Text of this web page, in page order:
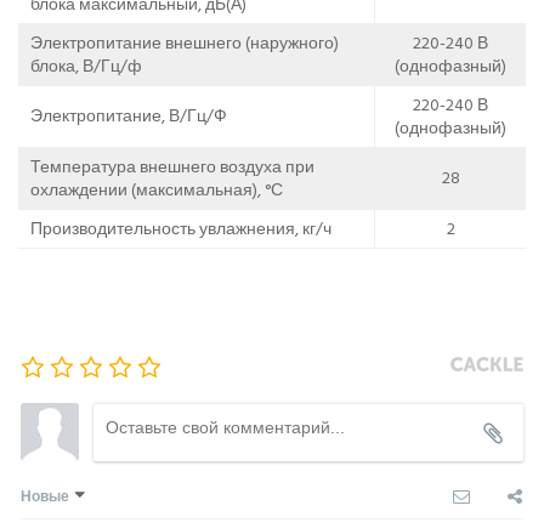
Электропитание внешнего (наружного)
блока, В/Гц/ф
220-240 В
(однофазный)
Электропитание, В/Гц/Ф
220-240 В
(однофазный)
Температура внешнего воздуха при
охлаждении (максимальная), °С
28
Производительность увлажнения, кг/ч
2
Новые